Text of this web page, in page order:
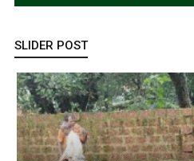
SLIDER POST